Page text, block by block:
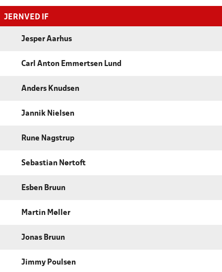
JERNVED IF
Jesper Aarhus
Carl Anton Emmertsen Lund
Anders Knudsen
Jannik Nielsen
Rune Nagstrup
Sebastian Nørtoft
Esben Bruun
Martin Møller
Jonas Bruun
Jimmy Poulsen